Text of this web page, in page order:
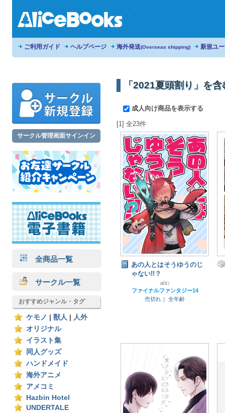
ご利用ガイド ヘルプページ 海外発送(Overseas shipping) 新規ユ
サークル管理画面サインイン
全商品一覧
サークル一覧
おすすめジャンル・タグ
ケモノ 獣人
人外
オリジナル
イラスト集
同人グッズ
ハンドメイド
海外アニメ
アメコミ
Hazbin Hotel
UNDERTALE
「2021夏頭割り」を
成人向け商品を表示する
[1] 全23件
あの人とはそうゆうのじ
ゃない!!？
a/z:
ファイナルファンタジー14
売切れ｜
全年齢